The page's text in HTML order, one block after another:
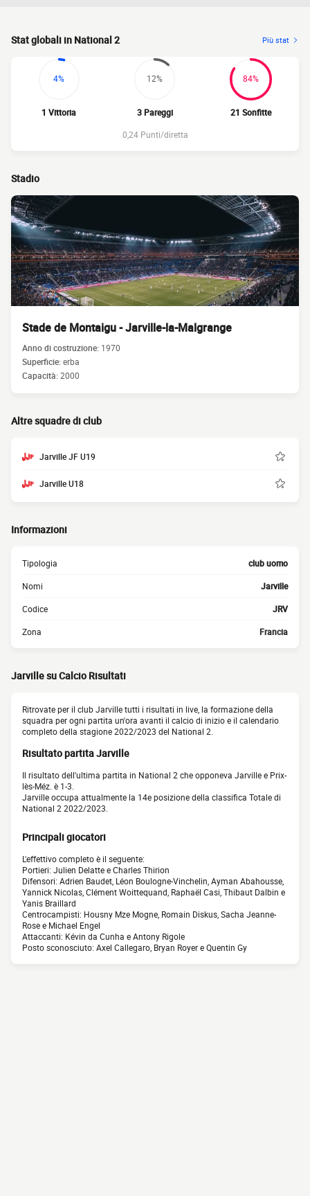
Stat globali in National 2 Più stat
4%
1 Vittoria
12%
3 Pareggi
84%
21 Sonfitte
0,24 Punti/diretta
Stadio
Stade de Montaigu - Jarville-la-Malgrange
Anno di costruzione: 1970
Superficie:erba
Capacità:2000
Altre squadre di club
Jarville JF U19
Jarville U18
Informazioni
Tipologia club uomo
Nomi Jarville
Codice JRV
Zona Francia
Jarville su Calcio Risultati
Ritrovate per il club Jarville tutti i risultati in live, la formazione della
squadra per ogni partita un'ora avanti il calcio di inizio e il calendario
completo della stagione 2022/2023 del National 2.
Risultato partita Jarville
Il risultato dell'ultima partita in National 2 che opponeva Jarville e Prix-
lès-Méz. è 1-3.
Jarville occupa attualmente la 14e posizione della classifica Totale di
National 2 2022/2023.
Principali giocatori
L'effettivo completo è il seguente:
Portieri: Julien Delatte e Charles Thirion
Difensori: Adrien Baudet, Léon Boulogne-Vinchelin, Ayman Abahousse,
Yannick Nicolas, Clément Woittequand, Raphaël Casi, Thibaut Dalbin e
Yanis Braillard
Centrocampisti: Housny Mze Mogne, Romain Diskus, Sacha Jeanne-
Rose e Michael Engel
Attaccanti: Kévin da Cunha e Antony Rigole
Posto sconosciuto: Axel Callegaro, Bryan Royer e Quentin Gy